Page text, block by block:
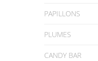
PAPILLONS
PLUMES
CANDY BAR